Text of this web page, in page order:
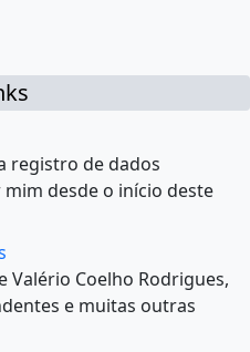
registro de dados
desde o início deste
Valério Coelho Rodrigues,
e muitas outras